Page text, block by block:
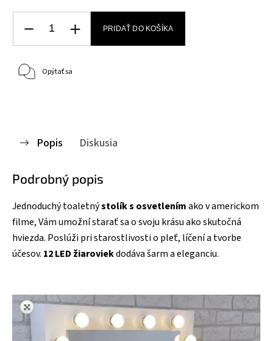
PRIDAŤ DO KOŠÍKA
Opýtať sa
Popis Diskusia
Podrobný popis
Jednoduchý toaletnýstolík s osvetlenímako v americkom
filme, Vám umožní starať sa o svoju krásu ako skutočná
hviezda. Poslúži pri starostlivosti o pleť, líčení a tvorbe
účesov. 12 LED žiaroviekdodáva šarm a eleganciu.